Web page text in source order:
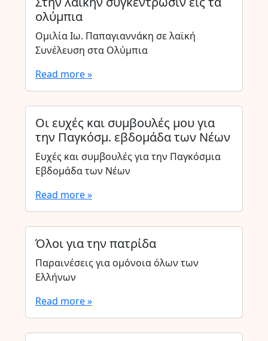
ολύμπια
Ομιλία Ιω. Παπαγιαννάκη σε λαϊκή
Συνέλευση στα Ολύμπια
Read more »
Οι ευχές και συμβουλές μου για
την Παγκόσμ. εβδομάδα των Νέων
Ευχές και συμβουλές για την Παγκόσμια
Εβδομάδα των Νέων
Read more »
Όλοι για την πατρίδα
Παραινέσεις για ομόνοια όλων των
Ελλήνων
Read more »